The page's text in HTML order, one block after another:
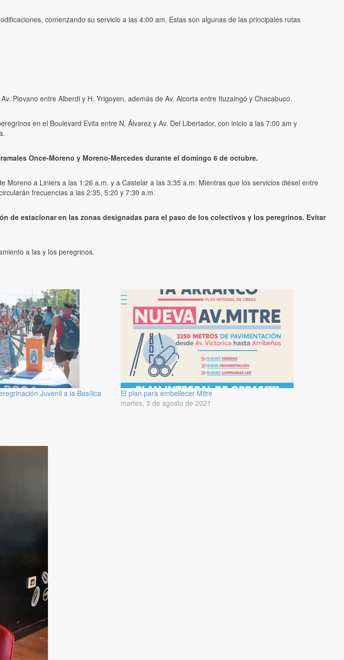
comenzando su servicio a las 4:00 am. Estas son algunas de las principales rutas
Piovano entre Alberdi y H. Yrigoyen, además de Av. Alcorta entre Ituzaingó y Chacabuco.
en el Boulevard Evita entre N. Álvarez y Av. Del Libertador, con inicio a las 7:00 am y
Once-Moreno y Moreno-Mercedes durante el domingo 6 de octubre.
a Liniers a las 1:26 a.m. y a Castelar a las 3:35 a.m. Mientras que los servicios diésel entre
frecuencias a las 2:35, 5:20 y 7:30 a.m.
de estacionar en las zonas designadas para el paso de los colectivos y los peregrinos. Evitar
a las y los peregrinos.
Juvenil a la Basílica
El plan para embellecer Mitre
martes, 3 de agosto de 2021